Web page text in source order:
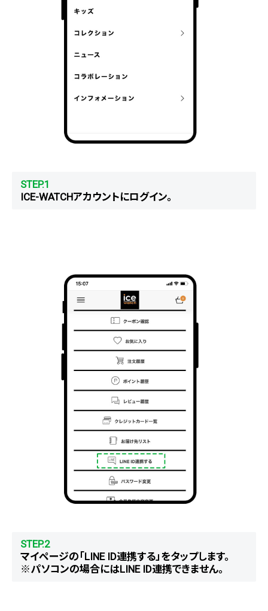
STEP.1
ICE-WATCHアカウントにログイン。
STEP.2
マイページの「LINE ID連携する」をタップします。
※パソコンの場合にはLINE ID連携できません。